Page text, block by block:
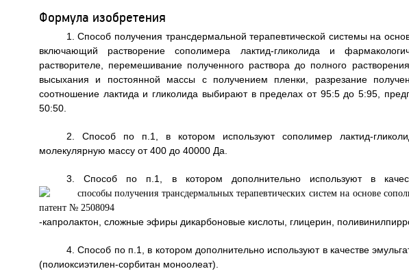
Формула изобретения
1. Способ получения трансдермальной терапевтической системы на
включающий растворение сополимера лактид-гликолида и
растворителе, перемешивание полученного раствора до полного
высыхания и постоянной массы с получением пленки, разрезание
соотношение лактида и гликолида выбирают в пределах от 95:5 до 5:95,
50:50.
2. Способ по п.1, в котором используют сополимер лактид-
молекулярную массу от 400 до 40000 Да.
3. Способ по п.1, в котором дополнительно используют в
-капролактон, сложные эфиры дикарбоновые кислоты, глицерин,
4. Способ по п.1, в котором дополнительно используют в качестве
(полиоксиэтилен-сорбитан моноолеат).